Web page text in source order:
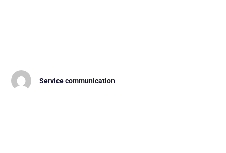
Service communication